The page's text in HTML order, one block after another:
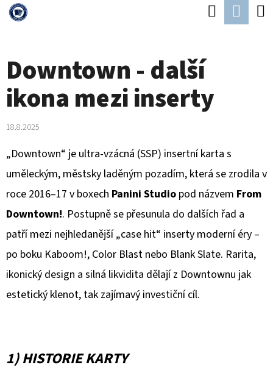
Přejít
Hledat
Downtown - další
ikona mezi inserty
18.8.2025
„Downtown“ je ultra-vzácná (SSP) insertní karta s
uměleckým, městsky laděným pozadím, která se zrodila v
roce 2016–17 v boxech Panini Studio pod názvem From
Downtown!. Postupně se přesunula do dalších řad a
patří mezi nejhledanější „case hit“ inserty moderní éry –
po boku Kaboom!, Color Blast nebo Blank Slate. Rarita,
ikonický design a silná likvidita dělají z Downtownu jak
estetický klenot, tak zajímavý investiční cíl.
1) HISTORIE KARTY
K
KC
O
P
O
T
Ř
E
B
U
J
E
T
A